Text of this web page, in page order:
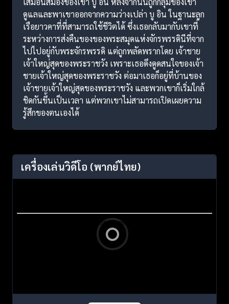
ดูแลและพาเขาออกจากความว่างเปล่า บู อิน ในฐานะลูก
เรือยาวคาที่ที่สามารถใช้ชีวิตได้ ซึ่งเธอกลับมากับเขาที่
ระหว่างการส่งคืนของของพระสมุดแห่งจักรพรรดินีที่จาก
ไปไปอยู่กับพระจักรพรรดิ แต่ถูกพลัดพรากโดย เจ้าชาย
เจ้าใหญ่สุดของพระราชวัง เพราะเธอดึงดูดสนใจของเจ้า
ชายเจ้าใหญ่สุดของพระราชวัง ต่อมาเธอก็อยู่ที่บ้านของ
เจ้าชายเจ้าใหญ่สุดของพระราชวัง และพวกเขาก็เริ่มใกล้
ชิดกันขึ้นเป็นเวลา แต่พวกเขาไม่สามารถเปิดเผยความ
รู้สึกของตนเองได้
เครื่องเล่นวิดีโอ (พากย์ไทย)